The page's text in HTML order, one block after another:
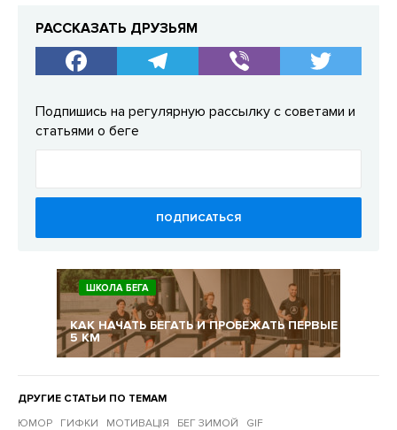
РАССКАЗАТЬ ДРУЗЬЯМ
Подпишись на регулярную рассылку с советами и
статьями о беге
ПОДПИСАТЬСЯ
ШКОЛА БЕГА
КАК НАЧАТЬ БЕГАТЬ И ПРОБЕЖАТЬ ПЕРВЫЕ
5 КМ
ДРУГИЕ СТАТЬИ ПО ТЕМАМ
ЮМОР
ГИФКИ МОТИВАЦІЯ БЕГ ЗИМОЙ GIF